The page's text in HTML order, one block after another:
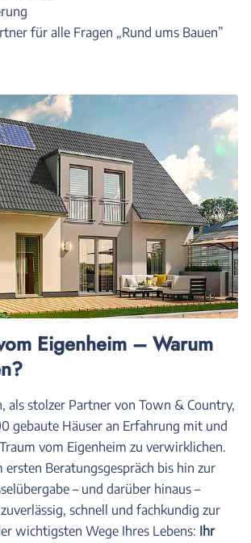
für alle Fragen „Rund ums Bauen”
Eigenheim – Warum
als stolzer Partner von Town & Country,
gebaute Häuser an Erfahrung mit und
vom Eigenheim zu verwirklichen.
ersten Beratungsgespräch bis hin zur
– und darüber hinaus –
schnell und fachkundig zur
wichtigsten Wege Ihres Lebens: Ihr